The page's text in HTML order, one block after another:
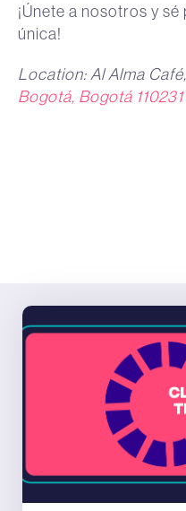
¡Únete a nosotros y
única!
Location: Al Alma Café,
Bogotá, Bogotá